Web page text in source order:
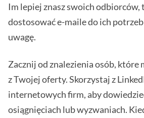
Im lepiej znasz swoich odbiorców,
dostosować e-maile do ich
uwagę.
Zacznij od znalezienia osób, które
z Twojej oferty. Skorzystaj z
internetowych firm, aby
osiągnięciach lub wyzwaniach.